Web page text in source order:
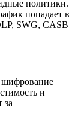
политики.
попадает в
SWG, CASB
шифрование
и
за